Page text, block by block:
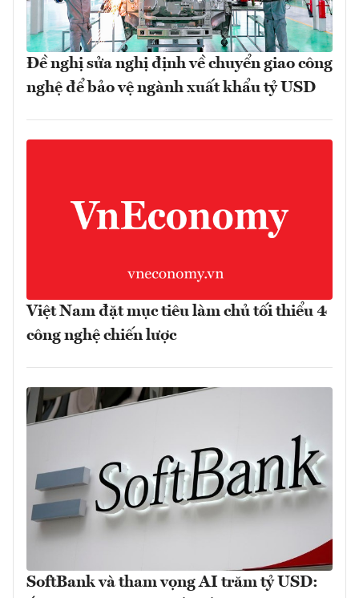
Đề nghị sửa nghị định về chuyển giao công
nghệ để bảo vệ ngành xuất khẩu tỷ USD
Việt Nam đặt mục tiêu làm chủ tối thiểu 4
công nghệ chiến lược
SoftBank và tham vọng AI trăm tỷ USD: